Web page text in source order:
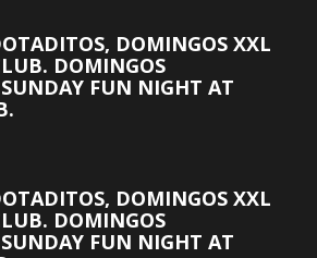
DOMINGOS XXL
DOMINGOS
FUN NIGHT AT
DOMINGOS XXL
DOMINGOS
FUN NIGHT AT